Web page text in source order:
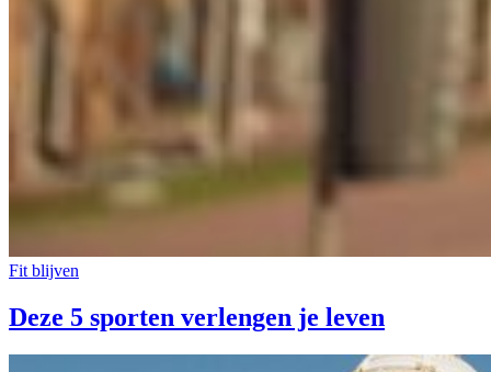
Fit blijven
Deze 5 sporten verlengen je leven